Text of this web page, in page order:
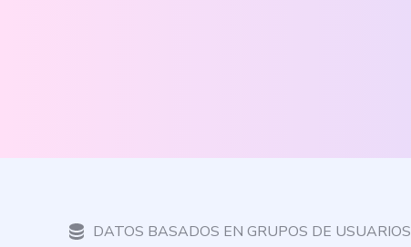
DATOS BASADOS EN GRUPOS DE USUARIOS